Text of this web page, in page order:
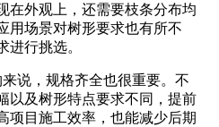
在外观上，还需要枝条分布均
用场景对树形要求也有所不
进行挑选。
说，规格齐全也很重要。不
以及树形特点要求不同，提前
项目施工效率，也能减少后期